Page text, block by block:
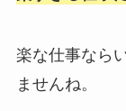
楽な仕事なら
ませんね。